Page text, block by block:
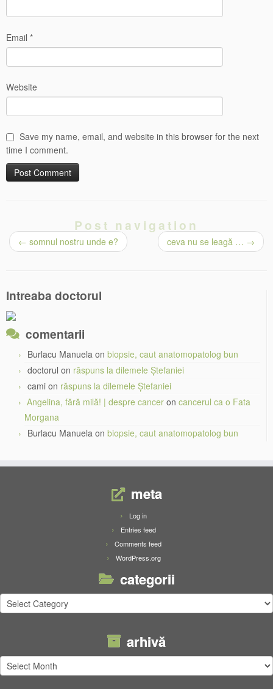
Email *
Website
Save my name, email, and website in this browser for the next
time I comment.
Post navigation
← somnul nostru unde e? ceva nu se leagă … →
Intreaba doctorul
comentarii
Burlacu Manuela on biopsie, caut anatomopatolog bun
doctorul on răspuns la dilemele Ștefaniei
cami on răspuns la dilemele Ștefaniei
Angelina, fără milă! | despre cancer on cancerul ca o Fata
Morgana
Burlacu Manuela on biopsie, caut anatomopatolog bun
meta
Log in
Entries feed
Comments feed
WordPress.org
categorii
categorii
arhivă
arhivă